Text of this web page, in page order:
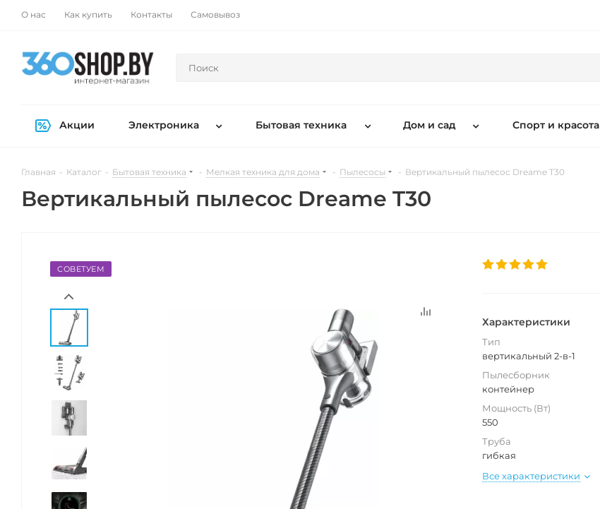
О нас Как купить Контакты Самовывоз
Акции Электроника Бытовая техника Дом и сад Спорт и красота
Главная - Каталог - Бытовая техника - Мелкая техника для дома - Пылесосы - Вертикальный пылесос Dreame T30
Вертикальный пылесос Dreame T30
СОВЕТУЕМ
Характеристики
Тип
вертикальный 2-в-1
Пылесборник
контейнер
Мощность (Вт)
550
Труба
гибкая
Все характеристики